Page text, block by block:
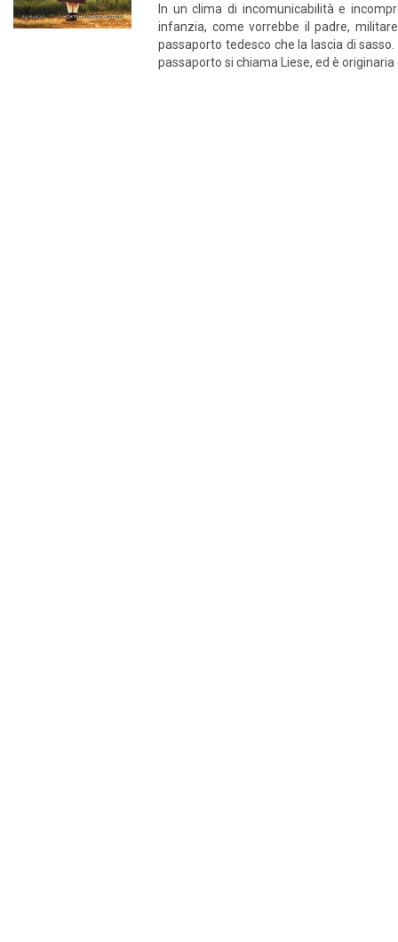
In un clima di incomunicabilità e
infanzia, come vorrebbe il padre,
passaporto tedesco che la lascia di
passaporto si chiama Liese, ed è originaria